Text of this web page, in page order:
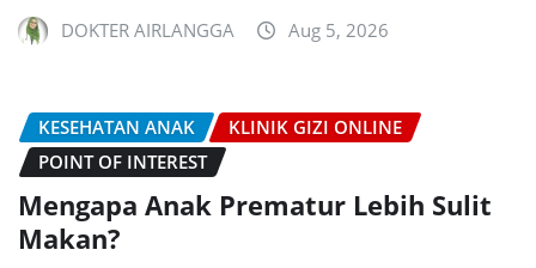
DOKTER AIRLANGGA Aug 5, 2026
KESEHATAN ANAK
KLINIK GIZI ONLINE
POINT OF INTEREST
Mengapa Anak Prematur Lebih Sulit
Makan?